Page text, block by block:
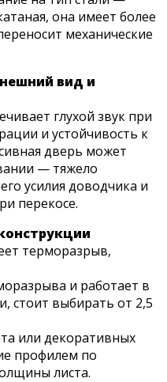
она имеет более
механические
вид и
глухой звук при
и устойчивость к
дверь может
— тяжело
усилия доводчика и
перекосе.
терморазрыв,
и работает в
стоит выбирать от 2,5
или декоративных
профилем по
листа.